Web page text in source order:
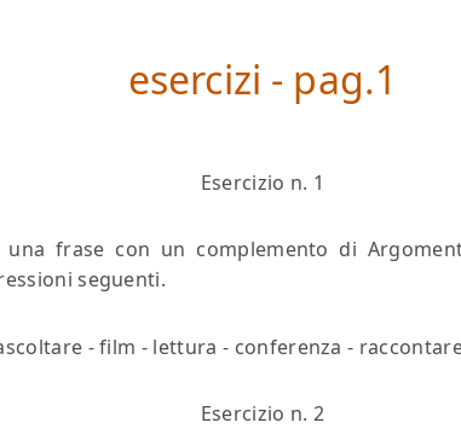
esercizi - pag.1
Esercizio n. 1
una frase con un complemento di
seguenti.
- film - lettura - conferenza -
Esercizio n. 2